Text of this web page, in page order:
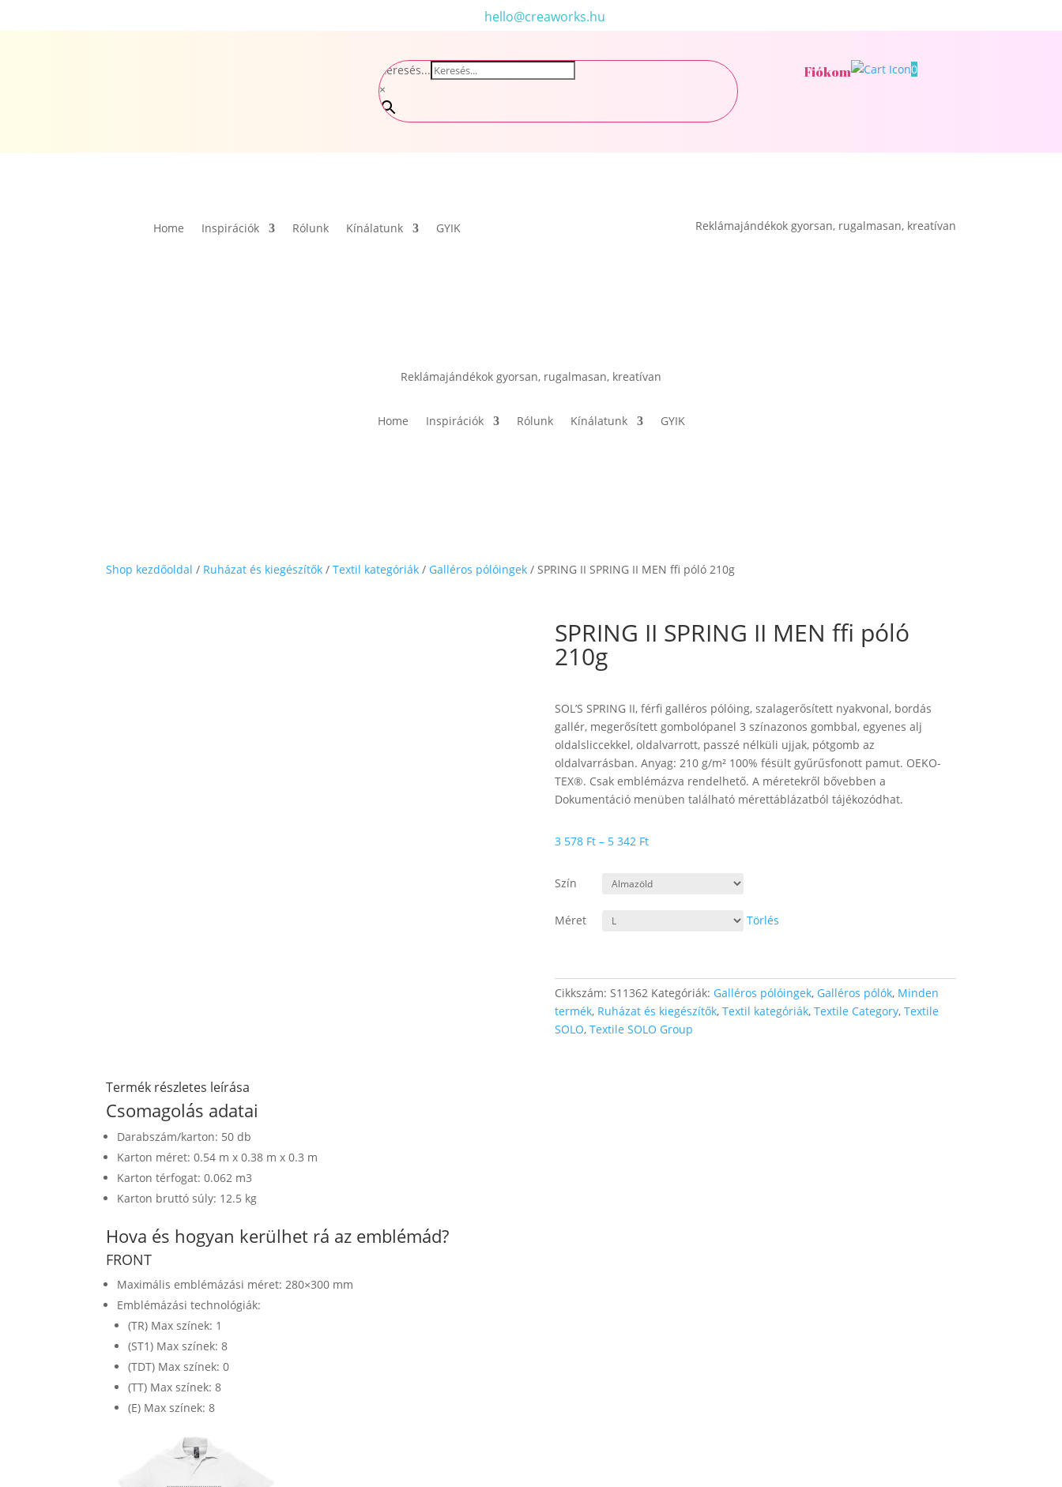
hello@creaworks.hu
Keresés...
×
Fiókom 0
Home Inspirációk Rólunk Kínálatunk GYIK Reklámajándékok gyorsan, rugalmasan, kreatívan
Reklámajándékok gyorsan, rugalmasan, kreatívan
Home Inspirációk Rólunk Kínálatunk GYIK
Shop kezdőoldal / Ruházat és kiegészítők /Textil kategóriák / Galléros pólóingek / SPRING II SPRING II MEN ffi póló 210g
SPRING II SPRING II MEN ffi póló
210g
SOL’S SPRING II, férfi galléros pólóing, szalagerősített nyakvonal, bordás
gallér, megerősített gombolópanel 3 színazonos gombbal, egyenes alj
oldalsliccekkel, oldalvarrott, passzé nélküli ujjak, pótgomb az
oldalvarrásban. Anyag: 210 g/m² 100% fésült gyűrűsfonott pamut. OEKO-
TEX®. Csak emblémázva rendelhető. A méretekről bővebben a
Dokumentáció menüben található mérettáblázatból tájékozódhat.
3 578 Ft – 5 342 FtÁrtartomány:
578 Ft
Szín
Méret Törlés
Cikkszám: S11362 Kategóriák: Galléros pólóingek, Galléros pólók, Minden
termék, Ruházat és kiegészítők, Textil kategóriák, Textile Category, Textile
SOLO, Textile SOLO Group
Termék részletes leírása
Csomagolás adatai
Darabszám/karton: 50 db
Karton méret: 0.54 m x 0.38 m x 0.3 m
Karton térfogat: 0.062 m3
Karton bruttó súly: 12.5 kg
Hova és hogyan kerülhet rá az emblémád?
FRONT
Maximális emblémázási méret: 280×300 mm
Emblémázási technológiák:
(TR) Max színek: 1
(ST1) Max színek: 8
(TDT) Max színek: 0
(TT) Max színek: 8
(E) Max színek: 8